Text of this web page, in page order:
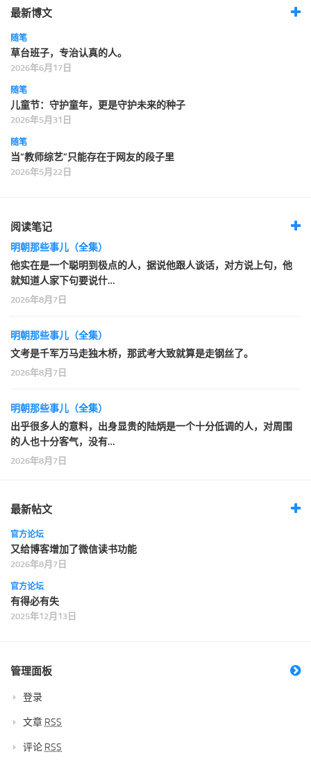
友情链接
最新博文
随笔
草台班子，专治认真的人。
2026年6月17日
随笔
儿童节：守护童年，更是守护未来的种子
2026年5月31日
随笔
当“教师综艺”只能存在于网友的段子里
2026年5月22日
阅读笔记
明朝那些事儿（全集）
他实在是一个聪明到极点的人，据说他跟人谈话，对方说上句，他
就知道人家下句要说什…
2026年8月7日
明朝那些事儿（全集）
文考是千军万马走独木桥，那武考大致就算是走钢丝了。
2026年8月7日
明朝那些事儿（全集）
出乎很多人的意料，出身显贵的陆炳是一个十分低调的人，对周围
的人也十分客气，没有…
2026年8月7日
最新帖文
官方论坛
又给博客增加了微信读书功能
2026年8月7日
官方论坛
有得必有失
2025年12月13日
管理面板
登录
文章 RSS
评论 RSS